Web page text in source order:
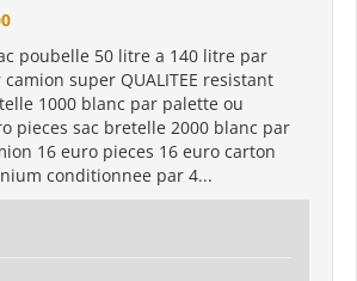
poubelle 50 litre a 140 litre par
super QUALITEE resistant
1000 blanc par palette ou
pieces sac bretelle 2000 blanc par
16 euro pieces 16 euro carton
conditionnee par 4...